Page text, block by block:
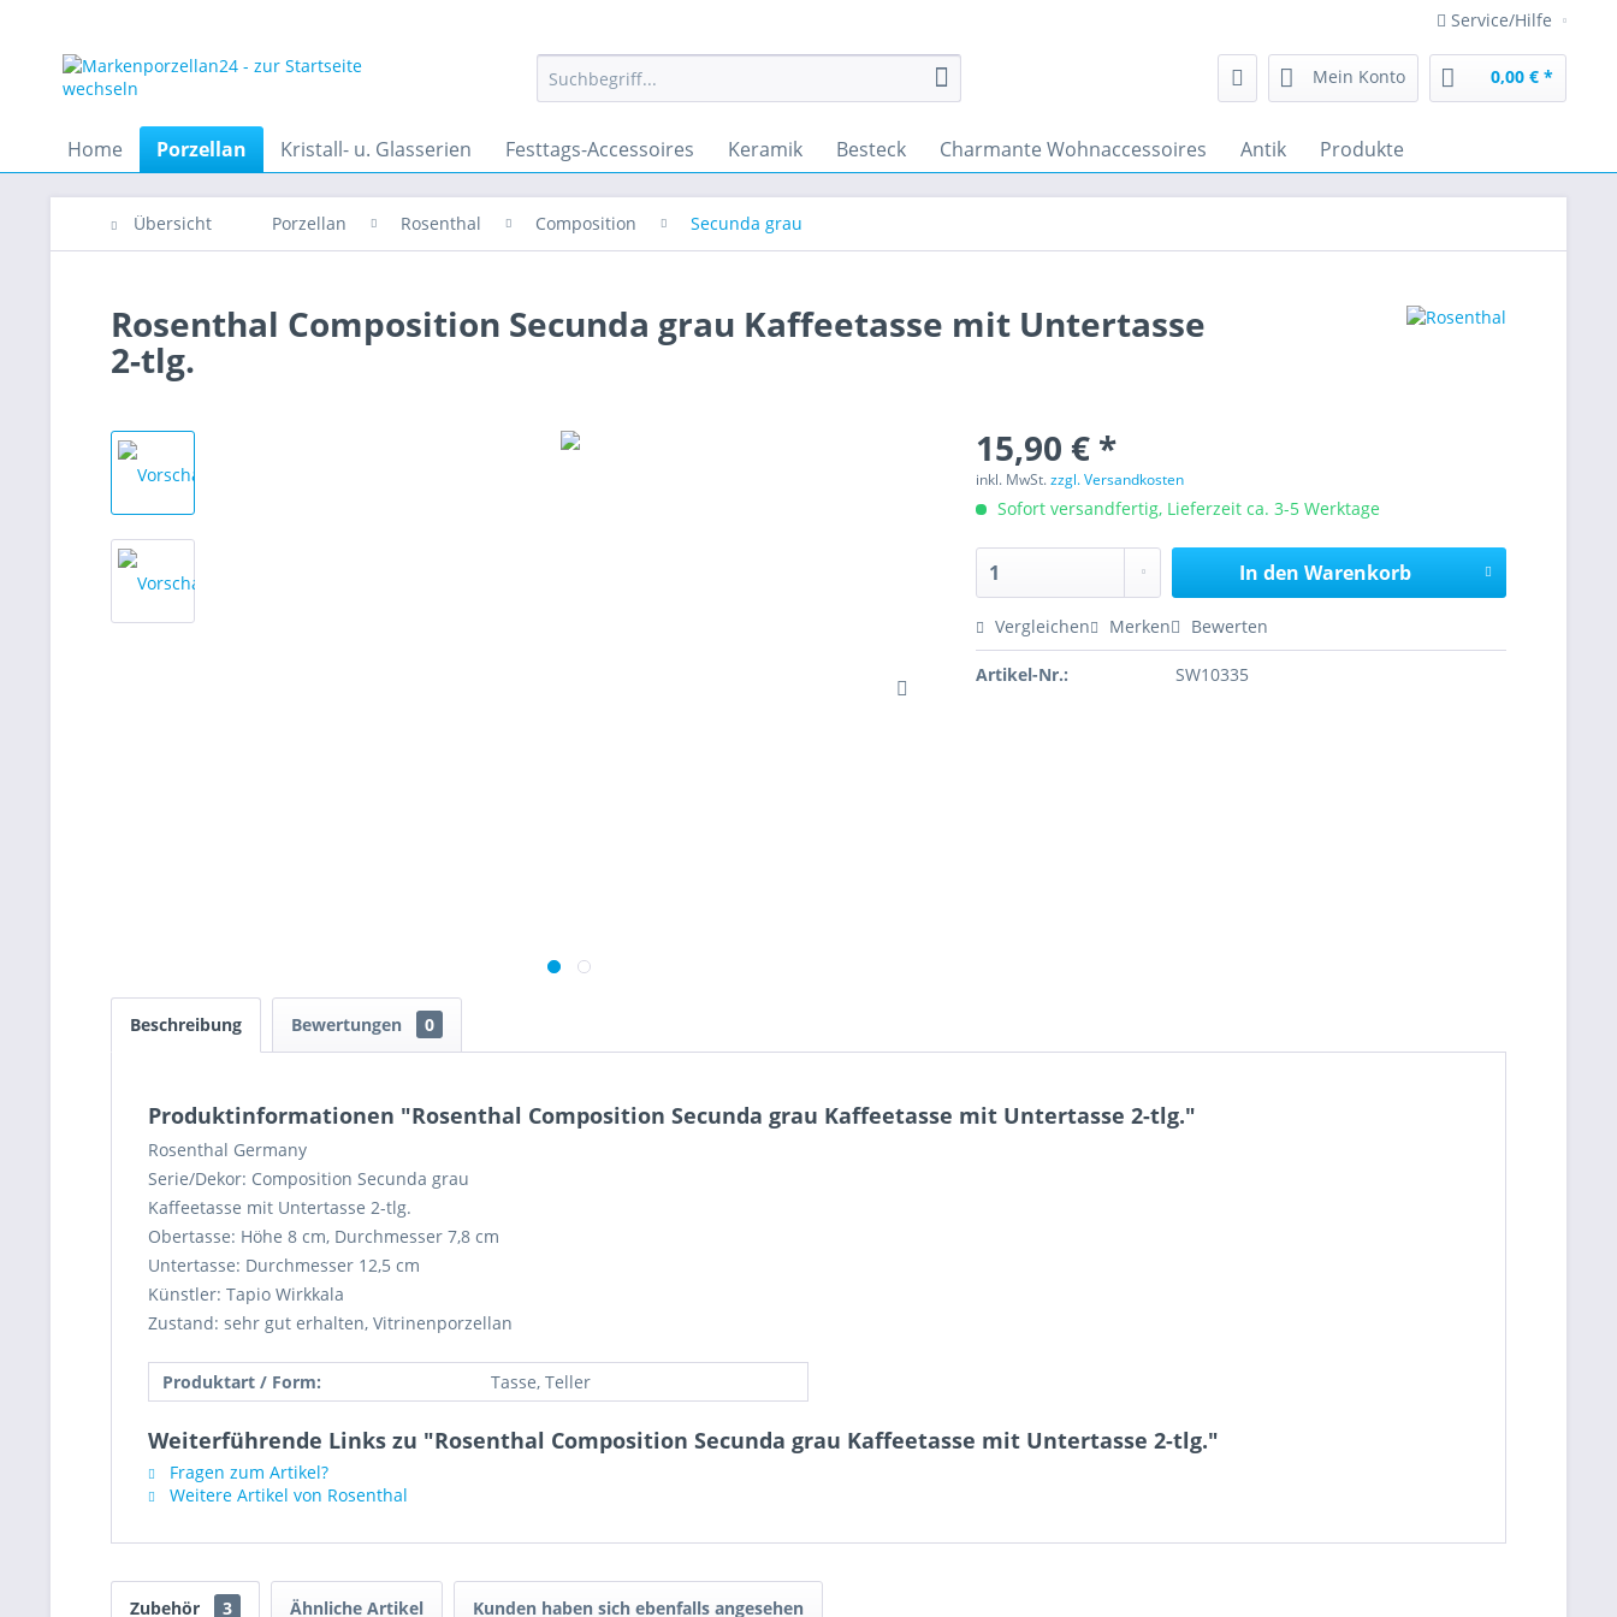
Service/Hilfe
Mein Konto 0,00 € *
Home Porzellan Kristall- u. Glasserien Festtags-Accessoires Keramik Besteck Charmante Wohnaccessoires Antik Produkte
Übersicht Porzellan Rosenthal Composition Secunda grau
Rosenthal Composition Secunda grau Kaffeetasse mit Untertasse
2-tlg.
15,90 € *
inkl. MwSt.zzgl. Versandkosten
Sofort versandfertig, Lieferzeit ca. 3-5 Werktage
In den Warenkorb
Vergleichen Merken Bewerten
Artikel-Nr.: SW10335
Beschreibung Bewertungen 0
Produktinformationen "Rosenthal Composition Secunda grau Kaffeetasse mit Untertasse 2-tlg."
Rosenthal Germany
Serie/Dekor: Composition Secunda grau
Kaffeetasse mit Untertasse 2-tlg.
Obertasse: Höhe 8 cm, Durchmesser 7,8 cm
Untertasse: Durchmesser 12,5 cm
Künstler: Tapio Wirkkala
Zustand: sehr gut erhalten, Vitrinenporzellan
Produktart / Form: Tasse, Teller
Weiterführende Links zu "Rosenthal Composition Secunda grau Kaffeetasse mit Untertasse 2-tlg."
Fragen zum Artikel?
Weitere Artikel von Rosenthal
Zubehör 3 Ähnliche Artikel Kunden haben sich ebenfalls angesehen